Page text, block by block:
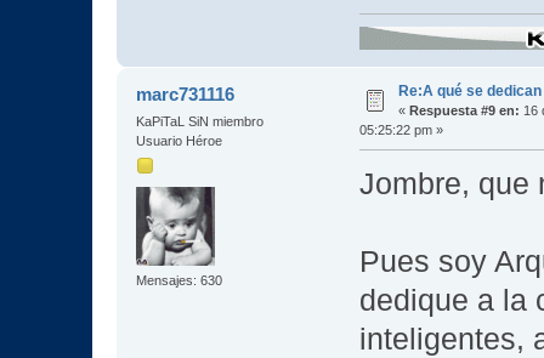
marc731116
KaPiTaL SiN miembro
Usuario Héroe
Mensajes: 630
Re:A qué se
« Respuesta #9 en: 16
05:25:22 pm »
Jombre,
Pues soy
dedique a la
inteligentes,